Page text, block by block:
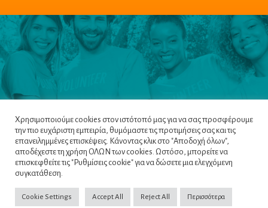
Προϋποθέσεις|Cookie Policy
Copyright ©2022NETinfo PLC. All Rights Reserved
Χρησιμοποιούμε cookies στον ιστότοπό μας για να σας προσφέρουμε
την πιο ευχάριστη εμπειρία, θυμόμαστε τις προτιμήσεις σας και τις
επανειλημμένες επισκέψεις. Κάνοντας κλικ στο "Αποδοχή όλων",
αποδέχεστε τη χρήση ΟΛΩΝ των cookies. Ωστόσο, μπορείτε να
επισκεφθείτε τις "Ρυθμίσεις cookie" για να δώσετε μια ελεγχόμενη
συγκατάθεση.
Cookie Settings Accept All Reject All Περισσότερα